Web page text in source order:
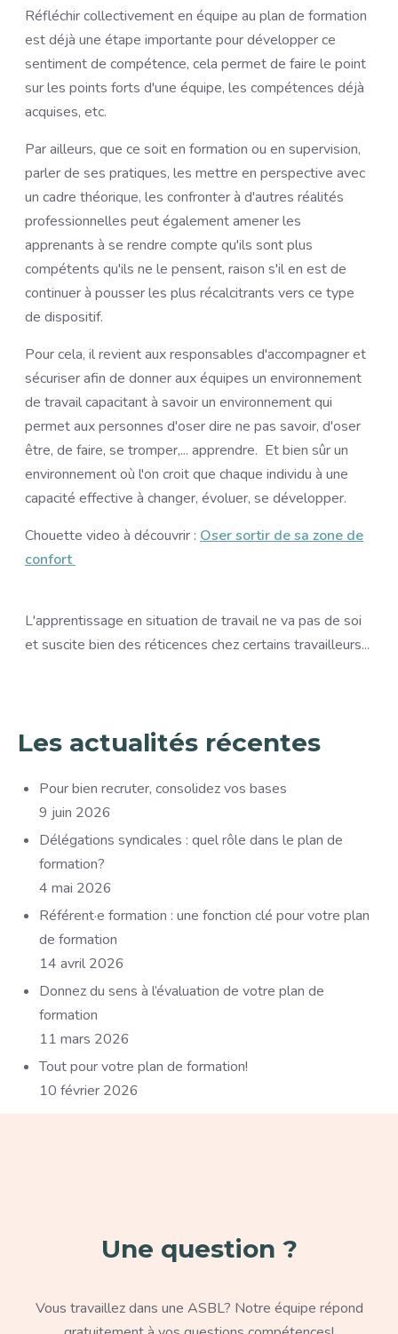
Réfléchir collectivement en équipe au plan de formation
est déjà une étape importante pour développer ce
sentiment de compétence, cela permet de faire le point
sur les points forts d'une équipe, les compétences déjà
acquises, etc.
Par ailleurs, que ce soit en formation ou en supervision,
parler de ses pratiques, les mettre en perspective avec
un cadre théorique, les confronter à d'autres réalités
professionnelles peut également amener les
apprenants à se rendre compte qu'ils sont plus
compétents qu'ils ne le pensent, raison s'il en est de
continuer à pousser les plus récalcitrants vers ce type
de dispositif.
Pour cela, il revient aux responsables d'accompagner et
sécuriser afin de donner aux équipes un environnement
de travail capacitant à savoir un environnement qui
permet aux personnes d'oser dire ne pas savoir, d'oser
être, de faire, se tromper,... apprendre. Et bien sûr un
environnement où l'on croit que chaque individu à une
capacité effective à changer, évoluer, se développer.
Chouette video à découvrir : Oser sortir de sa zone de
confort
L'apprentissage en situation de travail ne va pas de soi
et suscite bien des réticences chez certains travailleurs...
Les actualités récentes
Pour bien recruter, consolidez vos bases
9 juin 2026
Délégations syndicales : quel rôle dans le plan de
formation?
4 mai 2026
Référent·e formation : une fonction clé pour votre plan
de formation
14 avril 2026
Donnez du sens à l’évaluation de votre plan de
formation
11 mars 2026
Tout pour votre plan de formation!
10 février 2026
Une question ?
Vous travaillez dans une ASBL? Notre équipe répond